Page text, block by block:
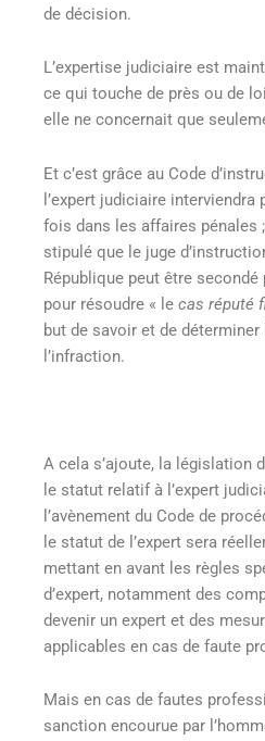
de décision.
L’expertise judiciaire est
ce qui touche de près ou de
elle ne concernait que
Et c’est grâce au Code
l’expert judiciaire
fois dans les affaires pénales
stipulé que le juge
République peut être
pour résoudre « le cas réputé
but de savoir et de
l’infraction.
A cela s’ajoute, la législation
le statut relatif à l’expert
l’avènement du Code de
le statut de l’expert sera
mettant en avant les règles
d’expert, notamment des
devenir un expert et des
applicables en cas de faute
Mais en cas de fautes
sanction encourue par